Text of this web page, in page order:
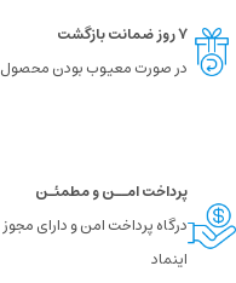
۷ روز ضمانت بازگشت
در صورت معیوب بودن محصول
پرداخت امــن و مطمئـن
درگاه پرداخت امن و دارای مجوز
اینماد